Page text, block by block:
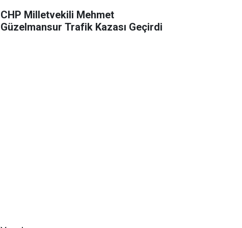
CHP Milletvekili Mehmet
Güzelmansur Trafik Kazası Geçirdi